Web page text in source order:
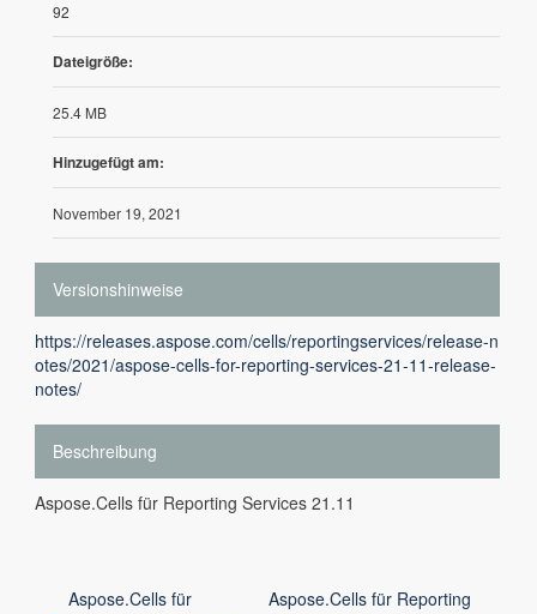
92
Dateigröße:
25.4 MB
Hinzugefügt am:
November 19, 2021
Versionshinweise
https://releases.aspose.com/cells/reportingservices/release-n
otes/2021/aspose-cells-for-reporting-services-21-11-release-
notes/
Beschreibung
Aspose.Cells für Reporting Services 21.11
Aspose.Cells für
Aspose.Cells für Reporting